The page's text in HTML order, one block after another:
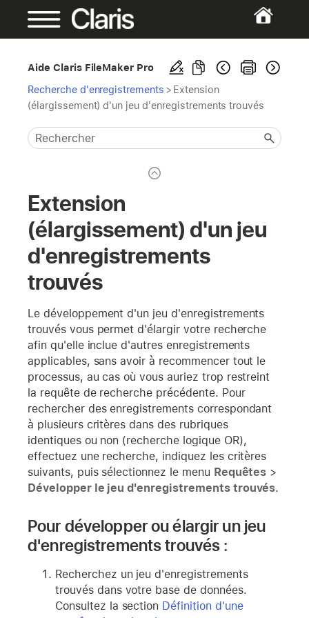
Aide Claris FileMaker Pro
Recherche d'enregistrements > Extension
(élargissement) d'un jeu d'enregistrements trouvés
Extension
(élargissement) d'un jeu
d'enregistrements
trouvés
Le développement d'un jeu d'enregistrements
trouvés vous permet d'élargir votre recherche
afin qu'elle inclue d'autres enregistrements
applicables, sans avoir à recommencer tout le
processus, au cas où vous auriez trop restreint
la requête de recherche précédente. Pour
rechercher des enregistrements correspondant
à plusieurs critères dans des rubriques
identiques ou non (recherche logique OR),
effectuez une recherche, indiquez les critères
suivants, puis sélectionnez le menu Requêtes >
Développer le jeu d'enregistrements trouvés.
Pour développer ou élargir un jeu
d'enregistrements trouvés :
Recherchez un jeu d'enregistrements
trouvés dans votre base de données.
Consultez la section Définition d'une